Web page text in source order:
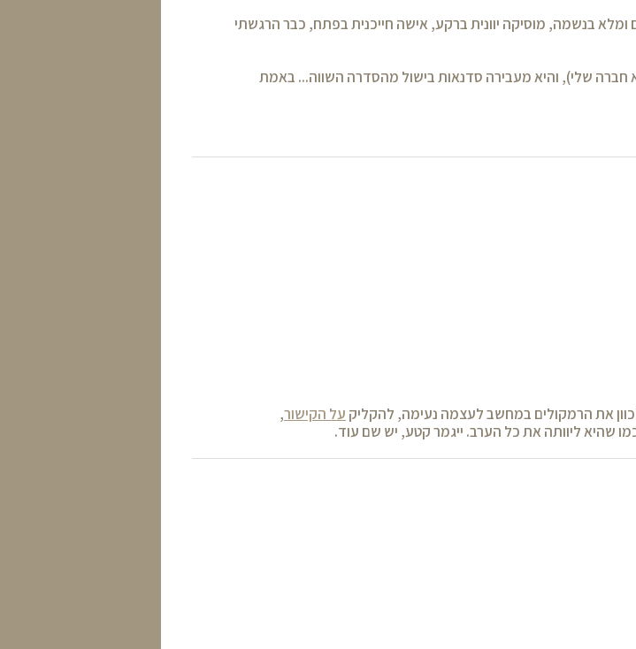
ומלא בנשמה, מוסיקה יוונית ברקע, אישה חייכנית בפתח, כבר הרגשתי
שלי), והיא מעבירה סדנאות בישול מהסדרה השווה... באמת
את הרמקולים במחשב לעצמה נעימה, להקליק על הקישור,
שהיא ליוותה את כל הערב. ייגמר קטע, יש שם עוד.